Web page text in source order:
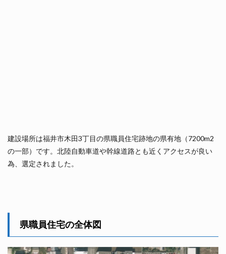
建設場所は福井市木田3丁目の県職員住宅跡地の県有地（7200m2
の一部）です。北陸自動車道や幹線道路とも近くアクセスが良い
為、選定されました。
県職員住宅の全体図